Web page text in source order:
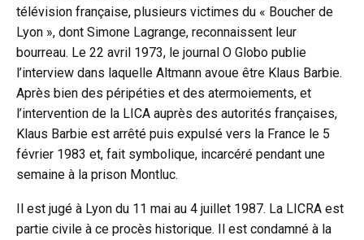
télévision française, plusieurs victimes du « Boucher de
Lyon », dont Simone Lagrange, reconnaissent leur
bourreau. Le 22 avril 1973, le journal O Globo publie
l’interview dans laquelle Altmann avoue être Klaus Barbie.
Après bien des péripéties et des atermoiements, et
l’intervention de la LICA auprès des autorités françaises,
Klaus Barbie est arrêté puis expulsé vers la France le 5
février 1983 et, fait symbolique, incarcéré pendant une
semaine à la prison Montluc.
Il est jugé à Lyon du 11 mai au 4 juillet 1987. La LICRA est
partie civile à ce procès historique. Il est condamné à la